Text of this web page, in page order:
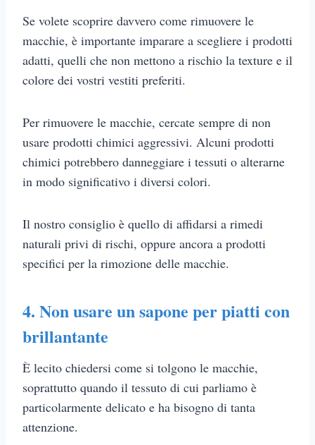
Se volete scoprire davvero come rimuovere le
macchie, è importante imparare a scegliere i prodotti
adatti, quelli che non mettono a rischio la texture e il
colore dei vostri vestiti preferiti.
Per rimuovere le macchie, cercate sempre di non
usare prodotti chimici aggressivi. Alcuni prodotti
chimici potrebbero danneggiare i tessuti o alterarne
in modo significativo i diversi colori.
Il nostro consiglio è quello di affidarsi a rimedi
naturali privi di rischi, oppure ancora a prodotti
specifici per la rimozione delle macchie.
4. Non usare un sapone per piatti con
brillantante
È lecito chiedersi come si tolgono le macchie,
soprattutto quando il tessuto di cui parliamo è
particolarmente delicato e ha bisogno di tanta
attenzione.